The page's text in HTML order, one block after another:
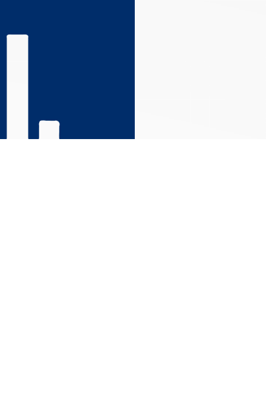
Personnalisez vos préférences pour